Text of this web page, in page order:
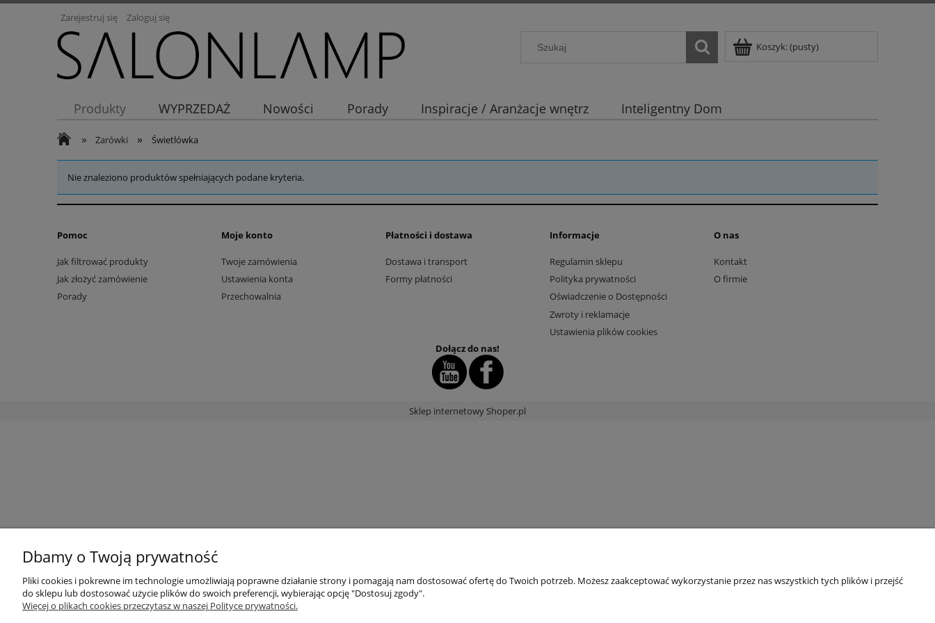
Zarejestruj się Zaloguj się
Koszyk:(pusty)
Produkty WYPRZEDAŻ Nowości Porady Inspiracje / Aranżacje wnętrz Inteligentny Dom
» Żarówki » Świetlówka
Nie znaleziono produktów spełniających podane kryteria.
Pomoc
Jak filtrować produkty
Jak złożyć zamówienie
Porady
Moje konto
Twoje zamówienia
Ustawienia konta
Przechowalnia
Płatności i dostawa
Dostawa i transport
Formy płatności
Informacje
Regulamin sklepu
Polityka prywatności
Oświadczenie o Dostępności
Zwroty i reklamacje
Ustawienia plików cookies
O nas
Kontakt
O firmie
Dołącz do nas!
Sklep internetowy Shoper.pl
Dbamy o Twoją prywatność
Pliki cookies i pokrewne im technologie umożliwiają poprawne działanie strony i pomagają nam dostosować ofertę do Twoich potrzeb. Możesz zaakceptować wykorzystanie przez nas wszystkich tych plików i przejść
do sklepu lub dostosować użycie plików do swoich preferencji, wybierając opcję "Dostosuj zgody".
Więcej o plikach cookies przeczytasz w naszej Polityce prywatności.